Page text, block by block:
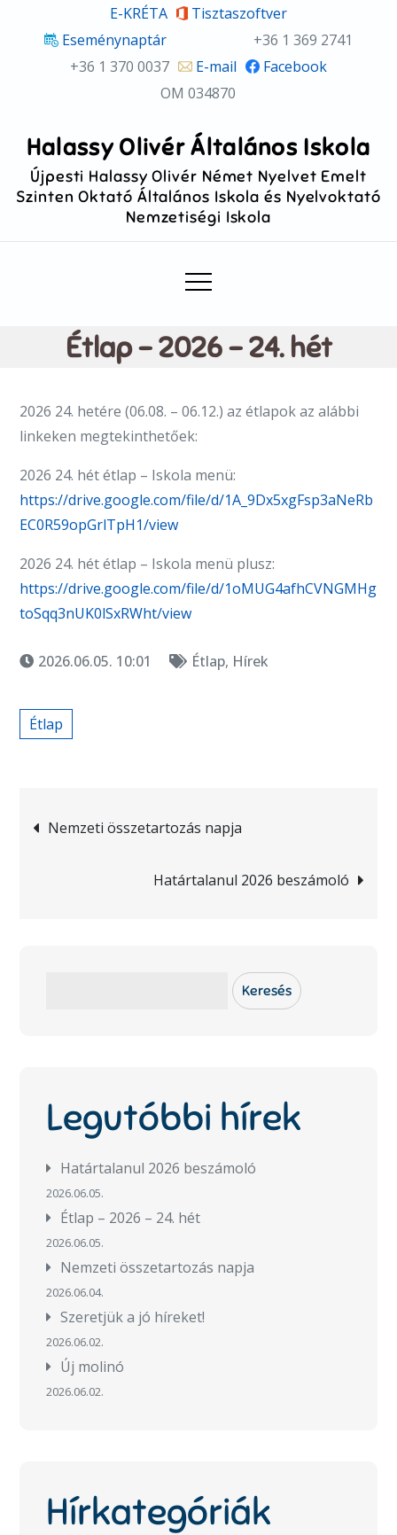
E-KRÉTA
Tisztaszoftver
Eseménynaptár
+36 1 369 2741
+36 1 370 0037
E-mail
Facebook
OM 034870
Halassy Olivér Általános Iskola
Újpesti Halassy Olivér Német Nyelvet Emelt
Szinten Oktató Általános Iskola és Nyelvoktató
Nemzetiségi Iskola
Étlap – 2026 – 24. hét
2026 24. hetére (06.08. – 06.12.) az étlapok az alábbi
linkeken megtekinthetőek:
2026 24. hét étlap – Iskola menü:
https://drive.google.com/file/d/1A_9Dx5xgFsp3aNeRb
EC0R59opGrlTpH1/view
2026 24. hét étlap – Iskola menü plusz:
https://drive.google.com/file/d/1oMUG4afhCVNGMHg
toSqq3nUK0lSxRWht/view
2026.06.05. 10:01 Étlap, Hírek
Étlap
Bejegyzés
navigáció
Nemzeti összetartozás napja
Határtalanul 2026 beszámoló
Keresés
Legutóbbi hírek
Határtalanul 2026 beszámoló
2026.06.05.
Étlap – 2026 – 24. hét
2026.06.05.
Nemzeti összetartozás napja
2026.06.04.
Szeretjük a jó híreket!
2026.06.02.
Új molinó
2026.06.02.
Hírkategóriák